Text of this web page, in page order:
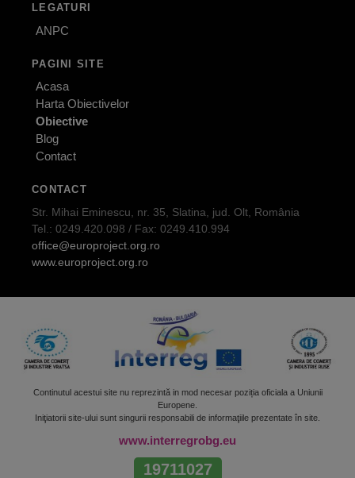
LEGATURI
ANPC
PAGINI SITE
Acasa
Harta Obiectivelor
Obiective
Blog
Contact
CONTACT
Str. Mihai Eminescu, nr. 35, Slatina, jud. Olt, România
Tel.: 0249.420.098 / Fax: 0249.410.994
office@europroject.org.ro
www.europroject.org.ro
Continutul acestui site nu reprezintă in mod necesar poziția oficiala a Uniunii
Europene.
Iniţiatorii site-ului sunt singurii responsabili de informaţiile prezentate în site.
www.interregrobg.eu
19711027